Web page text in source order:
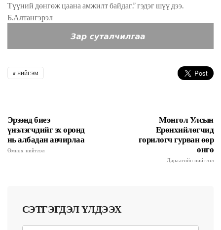
Түүний дөнгөж цаана амжилт байдаг.” гэдэг шүү дээ.
Б.Алтангэрэл
НИЙГЭМ
Эрээнд биеэ
үнэлэгчдийг эх оронд
нь албадан авчирлаа
Өмнөх нийтлэл
Монгол Улсын
Ерөнхийлөгчид
горилогч гурван өөр
өнгө
Дараагийн нийтлэл
СЭТГЭГДЭЛ ҮЛДЭЭХ